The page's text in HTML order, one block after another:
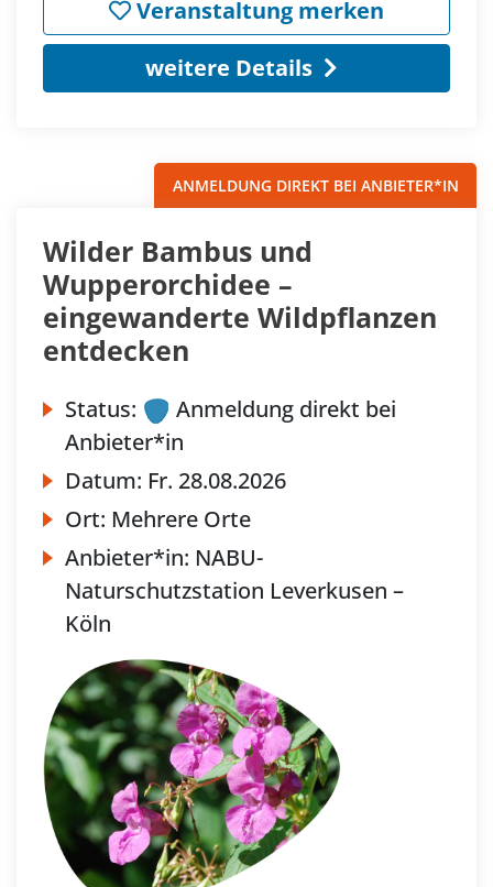
Veranstaltung merken
weitere Details
ANMELDUNG DIREKT BEI ANBIETER*IN
Wilder Bambus und
Wupperorchidee –
eingewanderte Wildpflanzen
entdecken
Status:
Anmeldung direkt bei
Anbieter*in
Datum: Fr. 28.08.2026
Ort: Mehrere Orte
Anbieter*in: NABU-
Naturschutzstation Leverkusen –
Köln